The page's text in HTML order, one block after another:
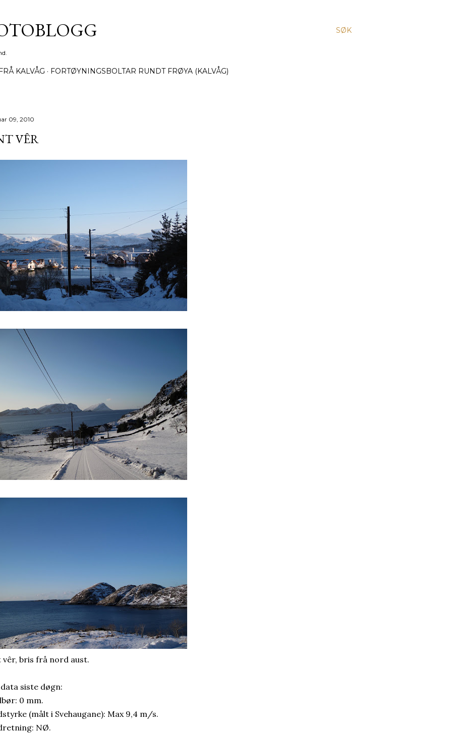
SØK
KALVÅG FORTØYNINGSBOLTAR RUNDT FRØYA (KALVÅG)
09, 2010
VÊR
vêr, bris frå nord aust.
siste døgn:
0 mm.
(målt i Svehaugane): Max 9,4 m/s.
NØ.